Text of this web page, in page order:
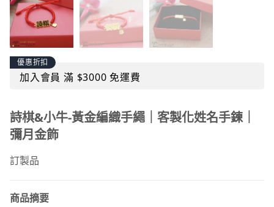
優惠折扣
加入會員 滿 $3000 免運費
詩棋&小牛-黃金編織手繩｜客製化姓名手鍊｜
彌月金飾
訂製品
商品摘要